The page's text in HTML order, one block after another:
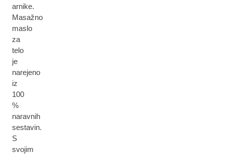
arnike.
Masažno
maslo
za
telo
je
narejeno
iz
100
%
naravnih
sestavin.
S
svojim